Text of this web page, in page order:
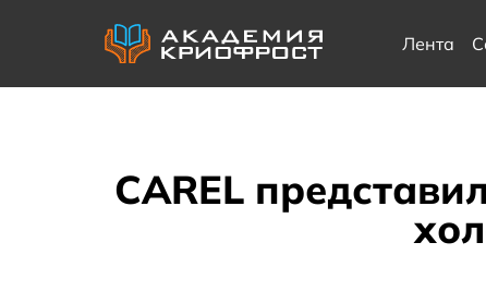
Лента
CAREL